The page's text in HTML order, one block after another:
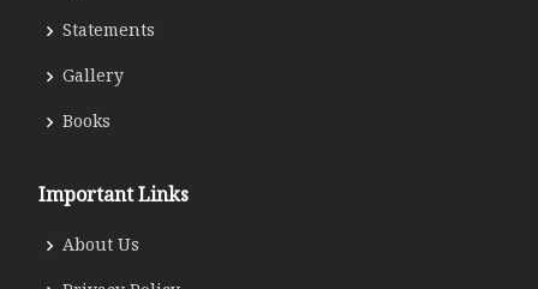
Statements
Gallery
Books
Important Links
About Us